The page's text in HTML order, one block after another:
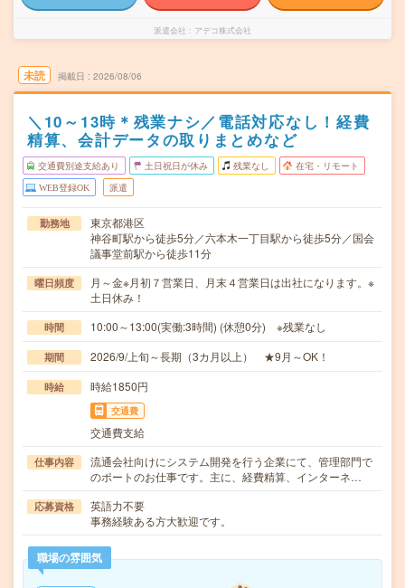
派遣会社 アデコ株式会社
未読 掲載日 2026/08/06
＼10～13時＊残業ナシ／電話対応なし！経費
精算、会計データの取りまとめなど
交通費別途支給あり 土日祝日が休み 残業なし 在宅・リモート
WEB登録OK 派遣
勤務地
東京都港区
神谷町駅から徒歩5分／六本木一丁目駅から徒歩5分／国会
議事堂前駅から徒歩11分
曜日頻度
月～金※月初７営業日、月末４営業日は出社になります。※
土日休み！
時間 10:00～13:00(実働:3時間) (休憩0分) ※残業なし
期間 2026/9/上旬～長期（3カ月以上） ★9月～OK！
時給 時給1850円
交通費
交通費支給
仕事内容
流通会社向けにシステム開発を行う企業にて、管理部門で
のポートのお仕事です。主に、経費精算、インターネ…
応募資格
英語力不要
事務経験ある方大歓迎です。
職場の雰囲気